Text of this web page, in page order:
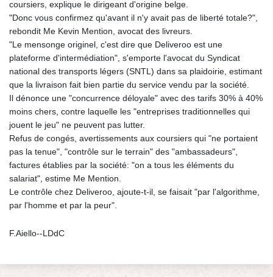
coursiers, explique le dirigeant d'origine belge.
"Donc vous confirmez qu'avant il n'y avait pas de liberté totale?",
rebondit Me Kevin Mention, avocat des livreurs.
"Le mensonge originel, c'est dire que Deliveroo est une
plateforme d'intermédiation", s'emporte l'avocat du Syndicat
national des transports légers (SNTL) dans sa plaidoirie, estimant
que la livraison fait bien partie du service vendu par la société.
Il dénonce une "concurrence déloyale" avec des tarifs 30% à 40%
moins chers, contre laquelle les "entreprises traditionnelles qui
jouent le jeu" ne peuvent pas lutter.
Refus de congés, avertissements aux coursiers qui "ne portaient
pas la tenue", "contrôle sur le terrain" des "ambassadeurs",
factures établies par la société: "on a tous les éléments du
salariat", estime Me Mention.
Le contrôle chez Deliveroo, ajoute-t-il, se faisait "par l'algorithme,
par l'homme et par la peur".
F.Aiello--LDdC